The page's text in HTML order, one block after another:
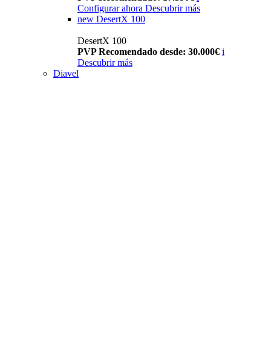
Configurar ahora Descubrir más
new DesertX 100
DesertX 100
PVP Recomendado desde: 30.000€ i
Descubrir más
Diavel